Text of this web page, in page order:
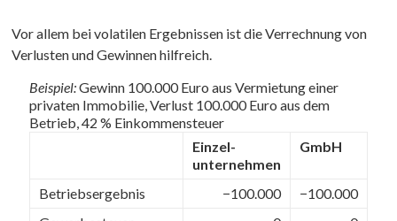
Vor allem bei volatilen Ergebnissen ist die Verrechnung von
Verlusten und Gewinnen hilfreich.
Beispiel:Gewinn 100.000 Euro aus Vermietung einer
privaten Immobilie, Verlust 100.000 Euro aus dem
Betrieb, 42 % Einkommensteuer
Einzel­
unternehmen
GmbH
Betriebsergebnis −100.000
−100.000